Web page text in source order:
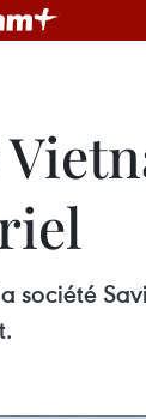
société